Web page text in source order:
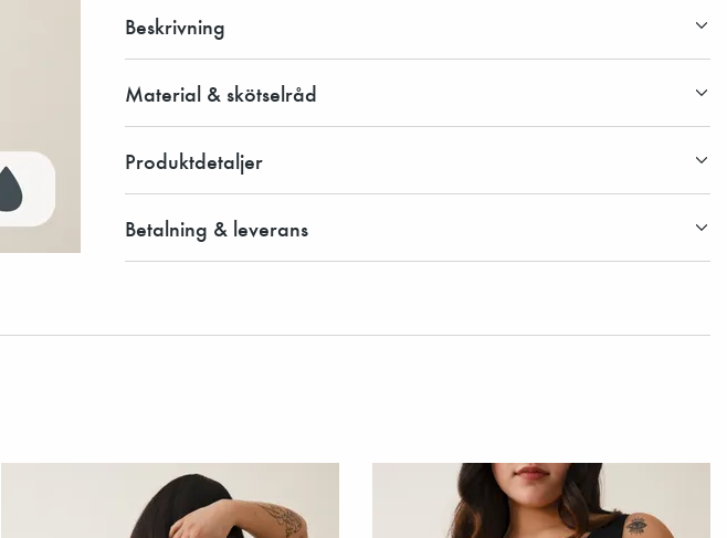
Beskrivning
Material & skötselråd
Produktdetaljer
Betalning & leverans